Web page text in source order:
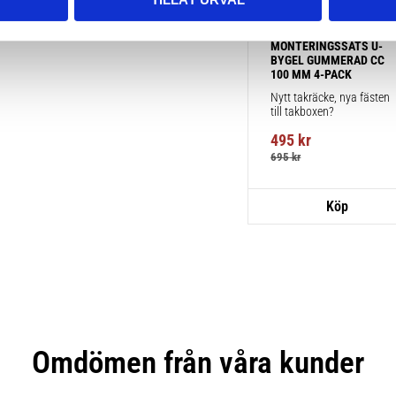
MONTERINGSSATS U-
BYGEL GUMMERAD CC
100 MM 4-PACK
Nytt takräcke, nya fästen
till takboxen?
495 kr
695kr